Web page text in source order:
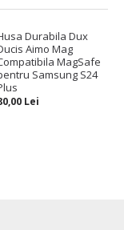
Durabila Dux
Aimo Mag
MagSafe
Samsung S24
Lei